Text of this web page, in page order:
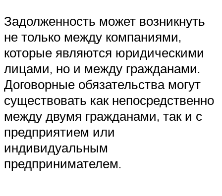
Задолженность может возникнуть
не только между компаниями,
которые являются юридическими
лицами, но и между гражданами.
Договорные обязательства могут
существовать как непосредственно
между двумя гражданами, так и с
предприятием или
индивидуальным
предпринимателем.